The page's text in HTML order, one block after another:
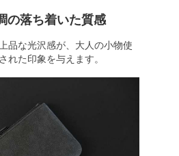
の落ち着いた質感
品な光沢感が、大人の小物使
れた印象を与えます。